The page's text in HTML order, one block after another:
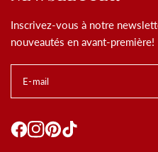
Inscrivez-vous à notre
nouveautés en avant-première!
E-mail
Utilisation des